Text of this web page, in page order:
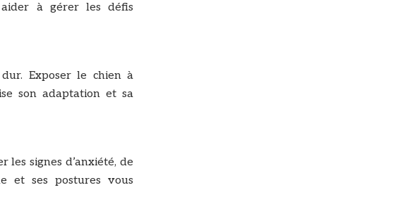
aider à gérer les défis
Exposer le chien à
son adaptation et sa
signes d’anxiété, de
et ses postures vous